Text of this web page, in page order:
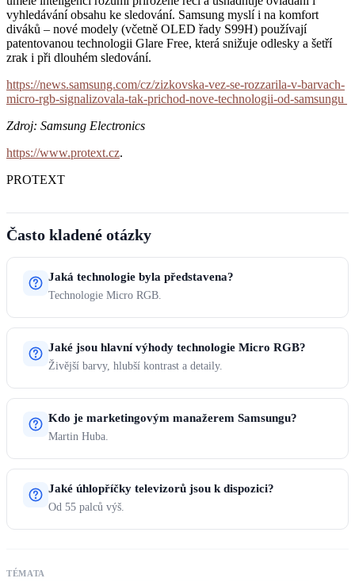
vyhledávání obsahu ke sledování. Samsung myslí i na komfort
diváků – nové modely (včetně OLED řady S99H) používají
patentovanou technologii Glare Free, která snižuje odlesky a šetří
zrak i při dlouhém sledování.
https://news.samsung.com/cz/zizkovska-vez-se-rozzarila-v-barvach-
micro-rgb-signalizovala-tak-prichod-nove-technologii-od-samsungu
Zdroj: Samsung Electronics
https://www.protext.cz.
PROTEXT
Často kladené otázky
Jaká technologie byla představena?
Technologie Micro RGB.
Jaké jsou hlavní výhody technologie Micro RGB?
Živější barvy, hlubší kontrast a detaily.
Kdo je marketingovým manažerem Samsungu?
Martin Huba.
Jaké úhlopříčky televizorů jsou k dispozici?
Od 55 palců výš.
TÉMATA